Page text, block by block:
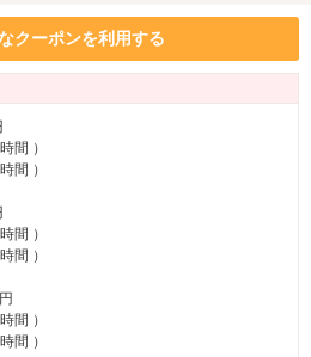
カールドライヤー
電気マッサージ器
クーポンを利用する
間 ）
間 ）
間 ）
間 ）
間 ）
間 ）